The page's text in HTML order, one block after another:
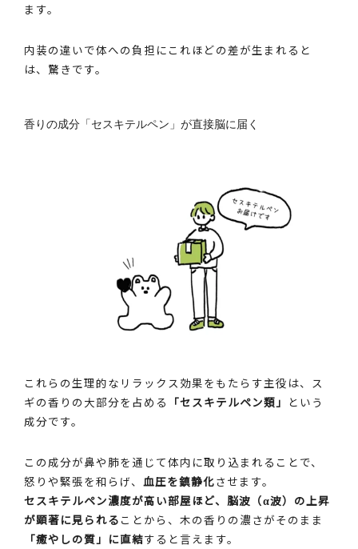
ます。
内装の違いで体への負担にこれほどの差が生まれると
は、驚きです。
香りの成分「セスキテルペン」が直接脳に届く
これらの生理的なリラックス効果をもたらす主役は、ス
ギの香りの大部分を占める 「セスキテルペン類」 という
成分です。
この成分が鼻や肺を通じて体内に取り込まれることで、
怒りや緊張を和らげ、血圧を鎮静化させます。
セスキテルペン濃度が高い部屋ほど、脳波（α波）の上昇
が顕著に見られる ことから、木の香りの濃さがそのまま
「癒やしの質」に直結すると言えます。